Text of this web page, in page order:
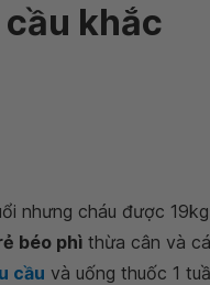
khắc
nhưng cháu được
béo phì thừa cân và
cầu và uống thuốc 1